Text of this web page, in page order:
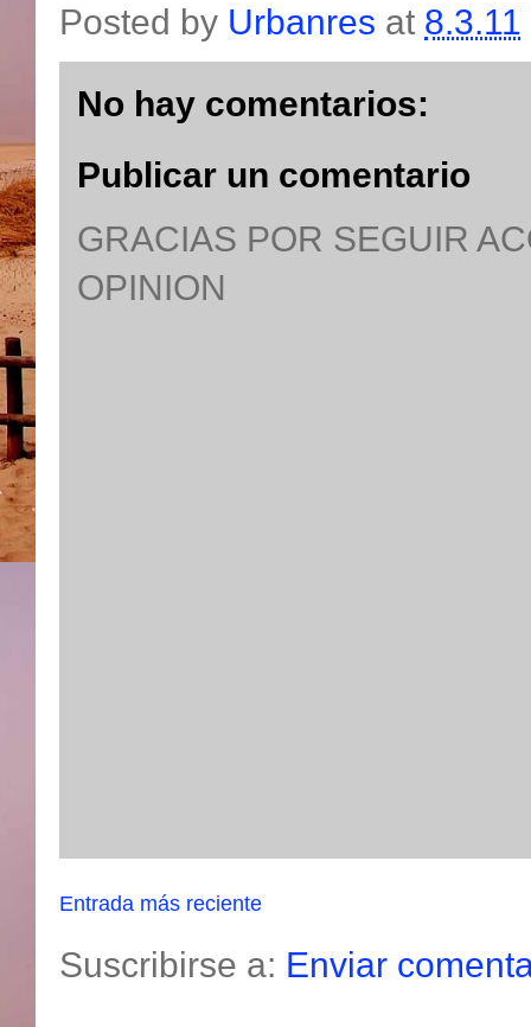
Posted by Urbanres at 8.3.11
No hay comentarios:
Publicar un comentario
GRACIAS POR SEGUIR
OPINION
Entrada más reciente
Suscribirse a: Enviar